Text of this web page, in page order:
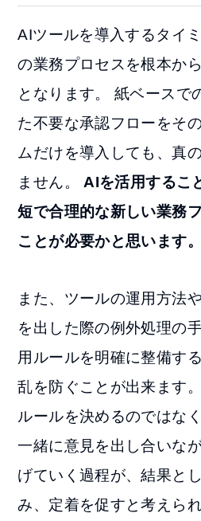
AIツールを導入するタイ
の業務プロセスを根本か
となります。 紙ベースで
た不要な承認フローをそ
ムだけを導入しても、真
ません。 AIを活用するこ
短で合理的な新しい業務
ことが必要かと思います。
また、ツールの運用方法
を出した際の例外処理の
用ルールを明確に整備す
乱を防ぐことが出来ます
ルールを決めるのではな
一緒に意見を出し合いな
げていく過程が、結果と
み、定着を促すと考えられ